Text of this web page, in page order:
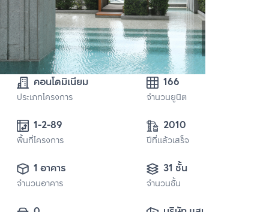
คอนโดมิเนียม
ประเภทโครงการ
166
จำนวนยูนิต
พื้นที่โครงการ
2010
ปีที่แล้วเสร็จ
1 อาคาร
จำนวนอาคาร
31 ชั้น
จำนวนชั้น